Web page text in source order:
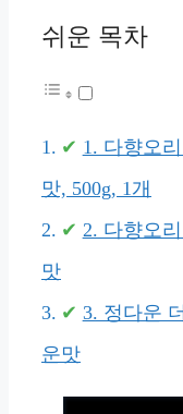
쉬운 목차
1. 다향오
맛, 500g, 1개
2. 다향오
맛
3. 정다운
운맛